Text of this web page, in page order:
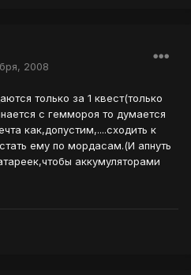
2008
только за 1 квест(только
с геммороя то думается
как,допустим,....сходить к
ему по мордасам.(И апнуть
аккумуляторами